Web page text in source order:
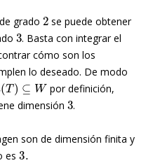
grado
2
se puede obtener
3
. Basta con integrar el
cómo son los
lo deseado. De modo
T)⊆W
por definición,
dimensión
3
.
son de dimensión finita y
es
3.